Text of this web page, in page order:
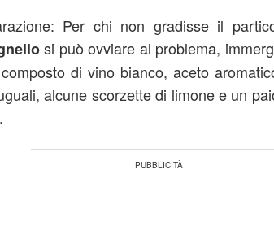
Per chi non gradisse il
si può ovviare al problema,
di vino bianco, aceto
alcune scorzette di limone e un